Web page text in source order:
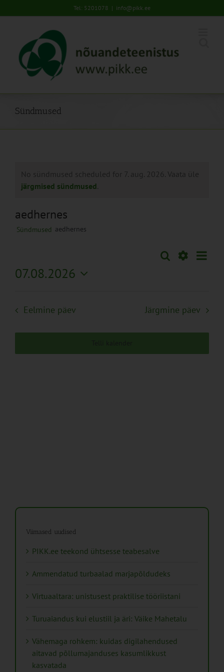
to
Tel: 5201078 | info@pikk.ee
Sündmused
No sündmused scheduled for 7. aug. 2026. Vaata üle
järgmised sündmused
aedhernes
Sündmused aedhernes
Sündmused
Navigation
Otsi Päev
07.08.2026
Eelmine päev Järgmine päev
Viimased uudised
PIKK.ee teekond ühtsesse teabesalve
Ammendatud turbaalad marjapõldudeks
Virtuaaltara: unistusest praktilise tööriistani
Turuaiandus kui elustiil ja äri: Väike Mahetalu
Vähemaga rohkem: kuidas digilahendused
aitavad põllumajanduses kasumlikkust
kasvatada